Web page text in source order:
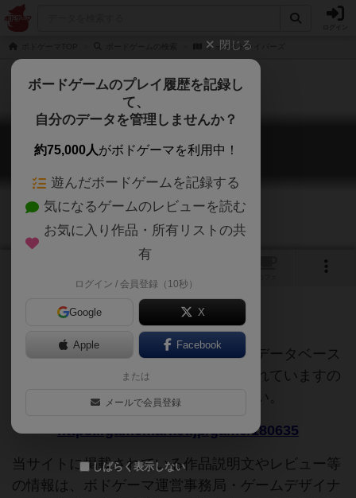
フォースドライバーズ
フォースドライバーズ
ForceDriverS
ご協力ください
このページは情報が不足しています。データベース
追加申請時に以下の参考URLが入力されていますの
で、よろしければこちらもご覧ください。
https://gamemarket.jp/game/180635
当サイトに掲載されている作品説明文やレビュー等
の情報は、ボドゲーマ運営事務局・ゲームデザイナ
閉じる
ボードゲームのプレイ履歴を記録し
て、
自分のデータを管理しませんか？
約75,000人がボドゲーマを利用中！
遊んだボードゲームを記録する
気になるゲームのレビューを読む
お気に入り作品・所有リストの共
有
ログイン / 会員登録（10秒）
Google X
Apple Facebook
または
メールで会員登録
しばらく表示しない